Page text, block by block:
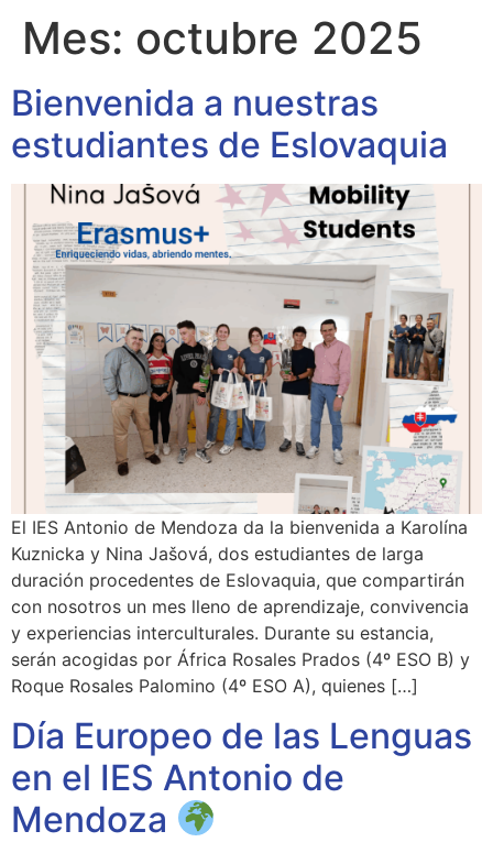
Mes: octubre 2025
Bienvenida a nuestras
estudiantes de Eslovaquia
El IES Antonio de Mendoza da la bienvenida a Karolína
Kuznicka y Nina Jašová, dos estudiantes de larga
duración procedentes de Eslovaquia, que compartirán
con nosotros un mes lleno de aprendizaje, convivencia
y experiencias interculturales. Durante su estancia,
serán acogidas por África Rosales Prados (4º ESO B) y
Roque Rosales Palomino (4º ESO A), quienes […]
Día Europeo de las Lenguas
en el IES Antonio de
Mendoza